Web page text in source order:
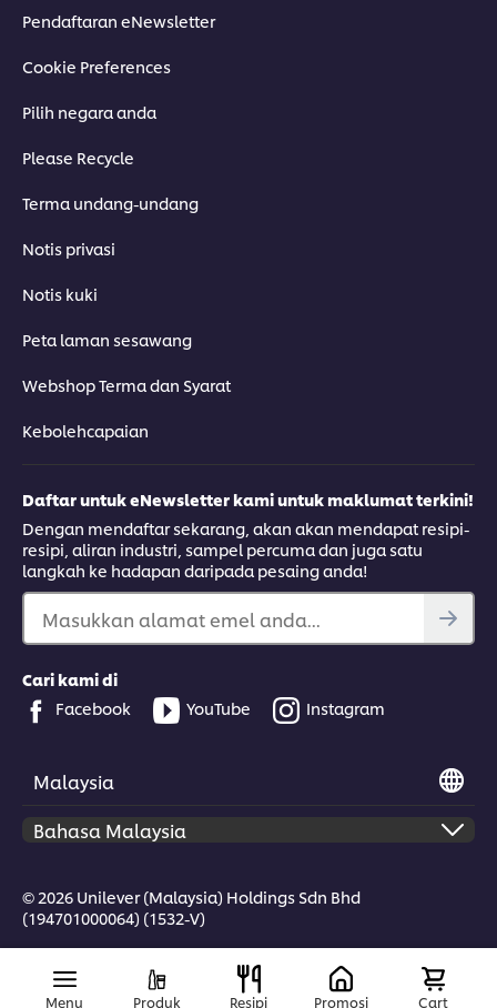
Pendaftaran eNewsletter
Cookie Preferences
Pilih negara anda
Please Recycle
Terma undang-undang
Notis privasi
Notis kuki
Peta laman sesawang
Webshop Terma dan Syarat
Kebolehcapaian
Daftar untuk eNewsletter kami untuk maklumat terkini!
Dengan mendaftar sekarang, akan akan mendapat resipi-
resipi, aliran industri, sampel percuma dan juga satu
langkah ke hadapan daripada pesaing anda!
Masukkan alamat emel anda...
Cari kami di
Facebook
YouTube Instagram
Malaysia
© 2026 Unilever (Malaysia) Holdings Sdn Bhd
(194701000064) (1532-V)
Menu Produk Resipi Promosi Cart